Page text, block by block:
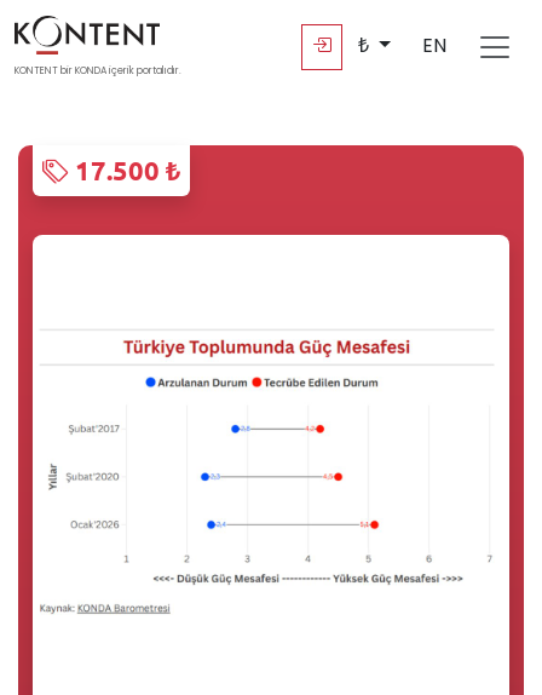
KONTENT bir KONDA içerik portalıdır.
₺ EN
17.500 ₺